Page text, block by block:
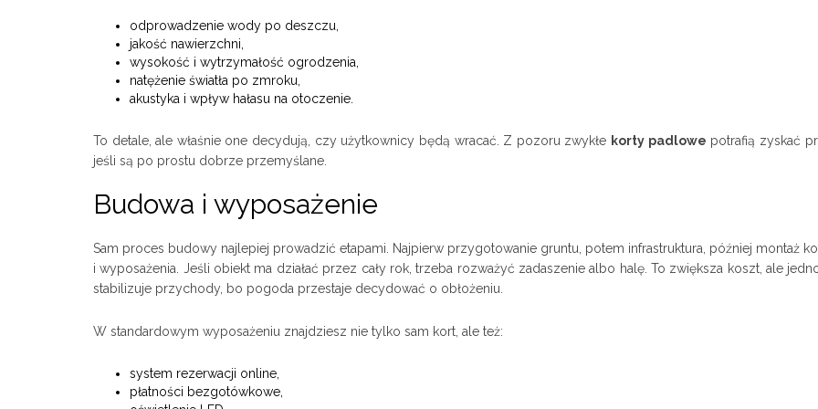
odprowadzenie wody po deszczu,
jakość nawierzchni,
wysokość i wytrzymałość ogrodzenia,
natężenie światła po zmroku,
akustyka i wpływ hałasu na otoczenie.
To detale, ale właśnie one decydują, czy użytkownicy będą wracać. Z pozoru zwykłe korty padlowe potrafią zyskać
jeśli są po prostu dobrze przemyślane.
Budowa i wyposażenie
Sam proces budowy najlepiej prowadzić etapami. Najpierw przygotowanie gruntu, potem infrastruktura, później montaż
i wyposażenia. Jeśli obiekt ma działać przez cały rok, trzeba rozważyć zadaszenie albo halę. To zwiększa koszt, ale
stabilizuje przychody, bo pogoda przestaje decydować o obłożeniu.
W standardowym wyposażeniu znajdziesz nie tylko sam kort, ale też:
system rezerwacji online,
płatności bezgotówkowe,